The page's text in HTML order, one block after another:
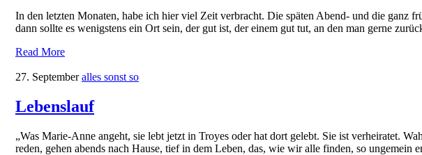
In den letzten Monaten, habe ich hier viel Zeit verbracht. Die späten Abend- und die ganz
dann sollte es wenigstens ein Ort sein, der gut ist, der einem gut tut, an den man gerne
Read More
27. September alles sonst so
Lebenslauf
„Was Marie-Anne angeht, sie lebt jetzt in Troyes oder hat dort gelebt. Sie ist verheiratet.
reden, gehen abends nach Hause, tief in dem Leben, das, wie wir alle finden, so